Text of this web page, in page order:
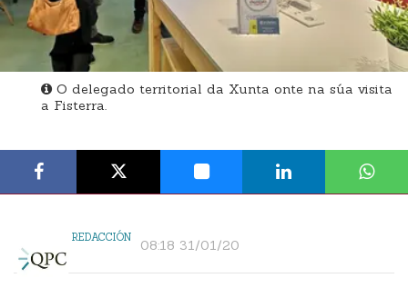
O delegado territorial da Xunta onte na súa visita
a Fisterra.
REDACCIÓN 08:18 31/01/20